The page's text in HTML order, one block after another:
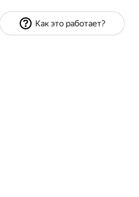
Как это работает?